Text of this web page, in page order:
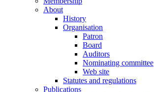
About
History
Organisation
Patron
Board
Auditors
Nominating committee
Web site
Statutes and regulations
Publications